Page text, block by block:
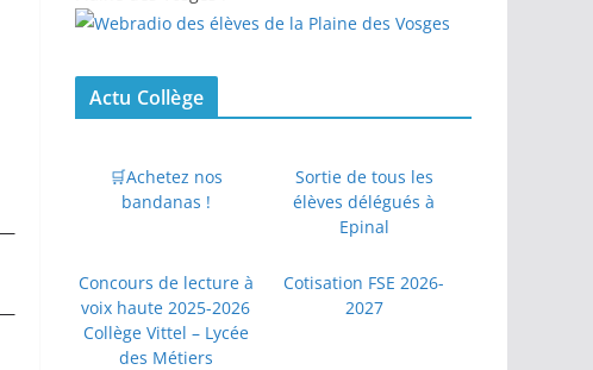
Actu Collège
🛒Achetez nos
bandanas !
Sortie de tous les
élèves délégués à
Epinal
Concours de lecture à
voix haute 2025-2026
Collège Vittel – Lycée
des Métiers
Cotisation FSE 2026-
2027